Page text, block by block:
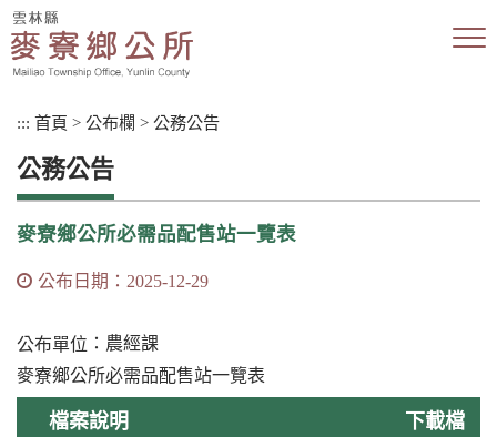
跳
到
主
::: 首頁 > 公布欄 > 公務公告
公務公告
麥寮鄉公所必需品配售站一覽表
公布日期：2025-12-29
公布單位 ：農經課
麥寮鄉公所必需品配售站一覽表
檔案說明
下載檔